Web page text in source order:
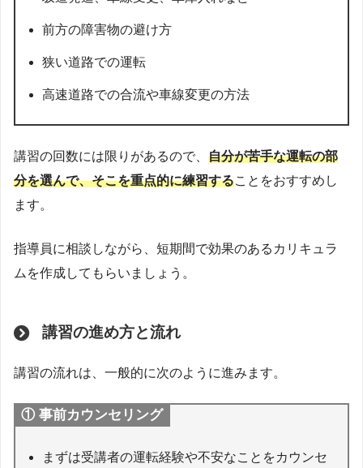
前方の障害物の避け方
狭い道路での運転
高速道路での合流や車線変更の方法
講習の回数には限りがあるので、 自分が苦手な運転の部
分を選んで、そこを重点的に練習することをおすすめし
ます。
指導員に相談しながら、短期間で効果のあるカリキュラ
ムを作成してもらいましょう。
講習の進め方と流れ
講習の流れは、一般的に次のように進みます。
① 事前カウンセリング
まずは受講者の運転経験や不安なことをカウンセ